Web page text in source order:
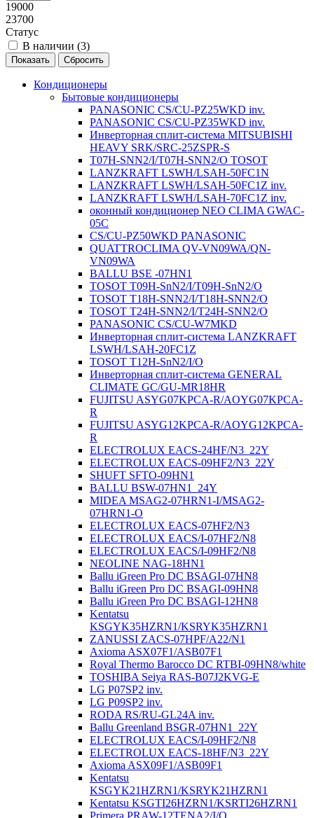
19000
23700
Статус
В наличии (3)
Кондиционеры
Бытовые кондиционеры
PANASONIC CS/CU-PZ25WKD inv.
PANASONIC CS/CU-PZ35WKD inv.
Инверторная сплит-система MITSUBISHI
HEAVY SRK/SRC-25ZSPR-S
T07H-SNN2/I/T07H-SNN2/O TOSOT
LANZKRAFT LSWH/LSAH-50FC1N
LANZKRAFT LSWH/LSAH-50FC1Z inv.
LANZKRAFT LSWH/LSAH-70FC1Z inv.
оконный кондиционер NEO CLIMA GWAC-
05C
CS/CU-PZ50WKD PANASONIC
QUATTROCLIMA QV-VN09WA/QN-
VN09WA
BALLU BSE -07HN1
TOSOT T09H-SnN2/I/T09H-SnN2/O
TOSOT T18H-SNN2/I/T18H-SNN2/O
TOSOT T24H-SNN2/I/T24H-SNN2/O
PANASONIC CS/CU-W7MKD
Инверторная сплит-система LANZKRAFT
LSWH/LSAH-20FC1Z
TOSOT T12H-SnN2/I/O
Инверторная сплит-система GENERAL
CLIMATE GC/GU-MR18HR
FUJITSU ASYG07KPCA-R/AOYG07KPCA-
R
FUJITSU ASYG12KPCA-R/AOYG12KPCA-
R
ELECTROLUX EACS-24HF/N3_22Y
ELECTROLUX EACS-09HF2/N3_22Y
SHUFT SFTO-09HN1
BALLU BSW-07HN1_24Y
MIDEA MSAG2-07HRN1-I/MSAG2-
07HRN1-O
ELECTROLUX EACS-07HF2/N3
ELECTROLUX EACS/I-07HF2/N8
ELECTROLUX EACS/I-09HF2/N8
NEOLINE NAG-18HN1
Ballu iGreen Pro DC BSAGI-07HN8
Ballu iGreen Pro DC BSAGI-09HN8
Ballu iGreen Pro DC BSAGI-12HN8
Kentatsu
KSGYK35HZRN1/KSRYK35HZRN1
ZANUSSI ZACS-07HPF/A22/N1
Axioma ASX07F1/ASB07F1
Royal Thermo Barocco DC RTBI-09HN8/white
TOSHIBA Seiya RAS-B07J2KVG-E
LG P07SP2 inv.
LG P09SP2 inv.
RODA RS/RU-GL24A inv.
Ballu Greenland BSGR-07HN1_22Y
ELECTROLUX EACS/I-09HF2/N8
ELECTROLUX EACS-18HF/N3_22Y
Axioma ASX09F1/ASB09F1
Kentatsu
KSGYK21HZRN1/KSRYK21HZRN1
Kentatsu KSGTI26HZRN1/KSRTI26HZRN1
Primera PRAW-12TENA2/I/O